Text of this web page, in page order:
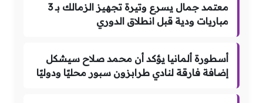
معتمد جمال يسرع وتيرة تجهيز الزمالك بـ 3
مباريات ودية قبل انطلاق الدوري
أسطورة ألمانيا يؤكد أن محمد صلاح سيشكل
إضافة فارقة لنادي طرابزون سبور محليًا ودوليًا